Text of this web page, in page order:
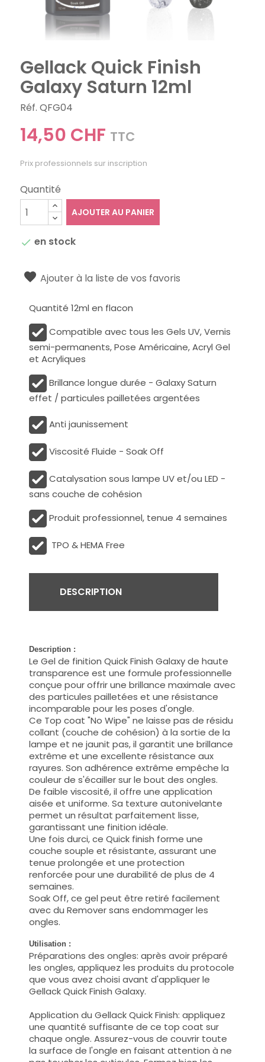
Gellack Quick Finish
Galaxy Saturn 12ml
Réf. QFG04
14,50 CHF TTC
Prix professionnels sur inscription
Quantité
AJOUTER AU PANIER
 en stock
Ajouter à la liste de vos favoris
Quantité 12ml en flacon
Compatible avec tous les Gels UV, Vernis
semi-permanents, Pose Américaine, Acryl Gel
et Acryliques
Brillance longue durée - Galaxy Saturn
effet / particules pailletées argentées
Anti jaunissement
Viscosité Fluide - Soak Off
Catalysation sous lampe UV et/ou LED -
sans couche de cohésion
Produit professionnel, tenue 4 semaines
TPO & HEMA Free
DESCRIPTION
Description :
Le Gel de finition Quick Finish Galaxy de haute
transparence est une formule professionnelle
conçue pour offrir une brillance maximale avec
des particules pailletées et une résistance
incomparable pour les poses d'ongle.
Ce Top coat "No Wipe" ne laisse pas de résidu
collant (couche de cohésion) à la sortie de la
lampe et ne jaunit pas, il garantit une brillance
extrême et une excellente résistance aux
rayures. Son adhérence extrême empêche la
couleur de s'écailler sur le bout des ongles.
De faible viscosité, il offre une application
aisée et uniforme. Sa texture autonivelante
permet un résultat parfaitement lisse,
garantissant une finition idéale.
Une fois durci, ce Quick finish forme une
couche souple et résistante, assurant une
tenue prolongée et une protection
renforcée pour une durabilité de plus de 4
semaines.
Soak Off, ce gel peut être retiré facilement
avec du Remover sans endommager les
ongles.
Utilisation :
Préparations des ongles: après avoir préparé
les ongles, appliquez les produits du protocole
que vous avez choisi avant d'appliquer le
Gellack Quick Finish Galaxy.
Application du Gellack Quick Finish: appliquez
une quantité suffisante de ce top coat sur
chaque ongle. Assurez-vous de couvrir toute
la surface de l'ongle en faisant attention à ne